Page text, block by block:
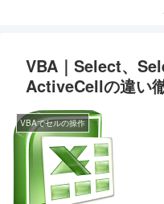
VBA｜Select、
ActiveCellの違い
VBAでセルの操作